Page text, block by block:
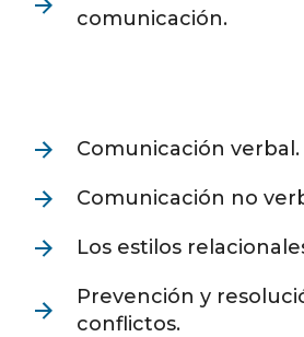
comunicación.
Comunicación verbal.
Comunicación no
Los estilos
Prevención y
conflictos.